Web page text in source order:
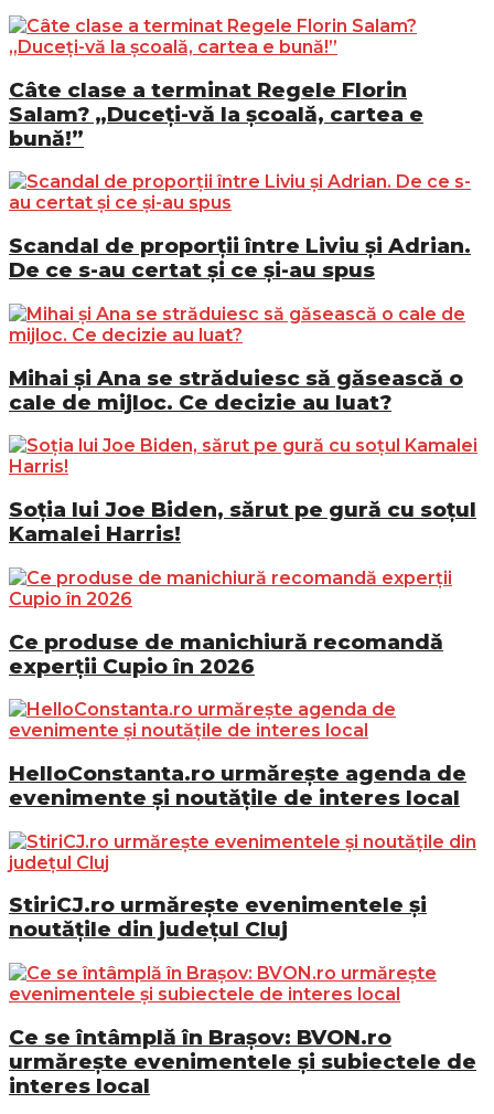
Câte clase a terminat Regele Florin
Salam? „Duceți-vă la școală, cartea e
bună!”
Scandal de proporții între Liviu și Adrian.
De ce s-au certat și ce și-au spus
Mihai și Ana se străduiesc să găsească o
cale de mijloc. Ce decizie au luat?
Soția lui Joe Biden, sărut pe gură cu soțul
Kamalei Harris!
Ce produse de manichiură recomandă
experții Cupio în 2026
HelloConstanta.ro urmărește agenda de
evenimente și noutățile de interes local
StiriCJ.ro urmărește evenimentele și
noutățile din județul Cluj
Ce se întâmplă în Brașov: BVON.ro
urmărește evenimentele și subiectele de
interes local